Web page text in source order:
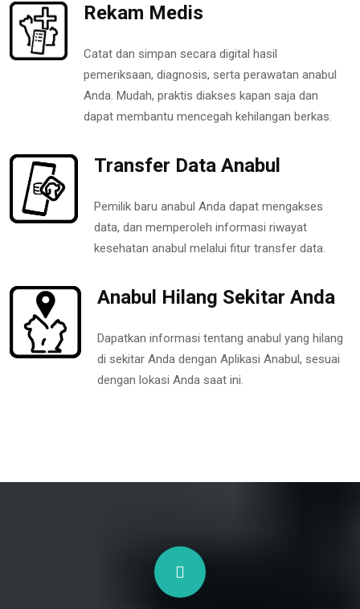
Rekam Medis
Catat dan simpan secara digital hasil
pemeriksaan, diagnosis, serta perawatan anabul
Anda. Mudah, praktis diakses kapan saja dan
dapat membantu mencegah kehilangan berkas.
Transfer Data Anabul
Pemilik baru anabul Anda dapat mengakses
data, dan memperoleh informasi riwayat
kesehatan anabul melalui fitur transfer data.
Anabul Hilang Sekitar Anda
Dapatkan informasi tentang anabul yang hilang
di sekitar Anda dengan Aplikasi Anabul, sesuai
dengan lokasi Anda saat ini.